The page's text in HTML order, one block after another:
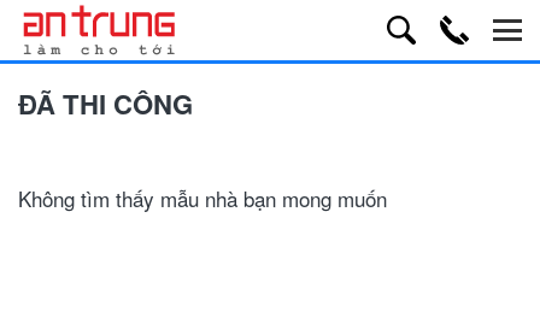
ĐÃ THI CÔNG
Không tìm thấy mẫu nhà bạn mong muốn